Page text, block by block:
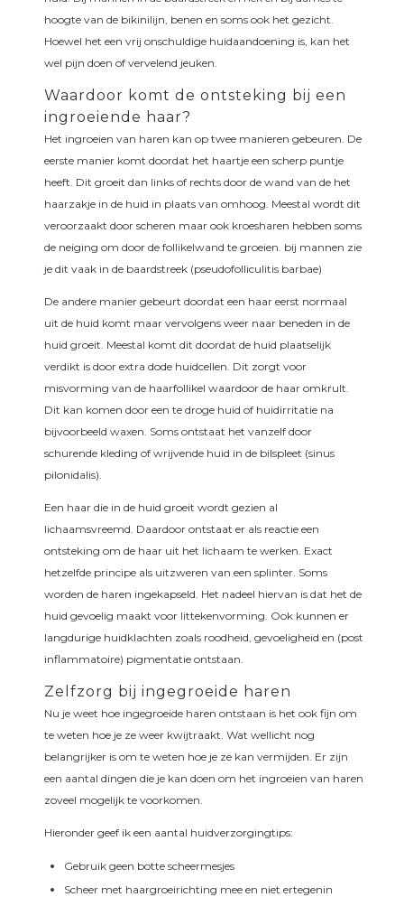
hoogte van de bikinilijn, benen en soms ook het gezicht.
Hoewel het een vrij onschuldige huidaandoening is, kan het
wel pijn doen of vervelend jeuken.
Waardoor komt de ontsteking bij een
ingroeiende haar?
Het ingroeien van haren kan op twee manieren gebeuren. De
eerste manier komt doordat het haartje een scherp puntje
heeft. Dit groeit dan links of rechts door de wand van de het
haarzakje in de huid in plaats van omhoog. Meestal wordt dit
veroorzaakt door scheren maar ook kroesharen hebben soms
de neiging om door de follikelwand te groeien. bij mannen zie
je dit vaak in de baardstreek (pseudofolliculitis barbae)
De andere manier gebeurt doordat een haar eerst normaal
uit de huid komt maar vervolgens weer naar beneden in de
huid groeit. Meestal komt dit doordat de huid plaatselijk
verdikt is door extra dode huidcellen. Dit zorgt voor
misvorming van de haarfollikel waardoor de haar omkrult.
Dit kan komen door een te droge huid of huidirritatie na
bijvoorbeeld waxen. Soms ontstaat het vanzelf door
schurende kleding of wrijvende huid in de bilspleet (sinus
pilonidalis).
Een haar die in de huid groeit wordt gezien al
lichaamsvreemd. Daardoor ontstaat er als reactie een
ontsteking om de haar uit het lichaam te werken. Exact
hetzelfde principe als uitzweren van een splinter. Soms
worden de haren ingekapseld. Het nadeel hiervan is dat het de
huid gevoelig maakt voor littekenvorming. Ook kunnen er
langdurige huidklachten zoals roodheid, gevoeligheid en (post
inflammatoire) pigmentatie ontstaan.
Zelfzorg bij ingegroeide haren
Nu je weet hoe ingegroeide haren ontstaan is het ook fijn om
te weten hoe je ze weer kwijtraakt. Wat wellicht nog
belangrijker is om te weten hoe je ze kan vermijden. Er zijn
een aantal dingen die je kan doen om het ingroeien van haren
zoveel mogelijk te voorkomen.
Hieronder geef ik een aantal huidverzorgingtips:
Gebruik geen botte scheermesjes
Scheer met haargroeirichting mee en niet ertegenin